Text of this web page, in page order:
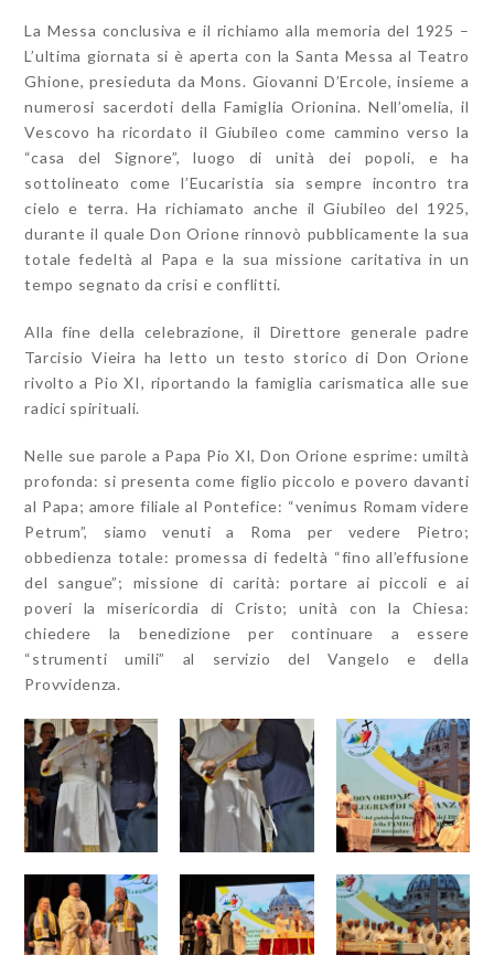
La Messa conclusiva e il richiamo alla memoria del 1925 –
L’ultima giornata si è aperta con la Santa Messa al Teatro
Ghione, presieduta da Mons. Giovanni D’Ercole, insieme a
numerosi sacerdoti della Famiglia Orionina. Nell’omelia, il
Vescovo ha ricordato il Giubileo come cammino verso la
“casa del Signore”, luogo di unità dei popoli, e ha
sottolineato come l’Eucaristia sia sempre incontro tra
cielo e terra. Ha richiamato anche il Giubileo del 1925,
durante il quale Don Orione rinnovò pubblicamente la sua
totale fedeltà al Papa e la sua missione caritativa in un
tempo segnato da crisi e conflitti.
Alla fine della celebrazione, il Direttore generale padre
Tarcisio Vieira ha letto un testo storico di Don Orione
rivolto a Pio XI, riportando la famiglia carismatica alle sue
radici spirituali.
Nelle sue parole a Papa Pio XI, Don Orione esprime: umiltà
profonda: si presenta come figlio piccolo e povero davanti
al Papa; amore filiale al Pontefice: “venimus Romam videre
Petrum”, siamo venuti a Roma per vedere Pietro;
obbedienza totale: promessa di fedeltà “fino all’effusione
del sangue”; missione di carità: portare ai piccoli e ai
poveri la misericordia di Cristo; unità con la Chiesa:
chiedere la benedizione per continuare a essere
“strumenti umili” al servizio del Vangelo e della
Provvidenza.